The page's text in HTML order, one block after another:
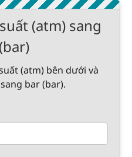
(atm) sang
(atm) bên dưới và
bar (bar).